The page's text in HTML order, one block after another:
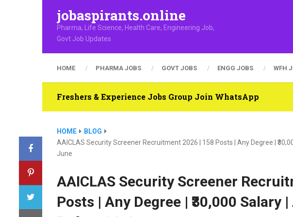
jobaspirants.online
Pharma, Life Science, Health Care, Engineering Job,
Govt Job Updates
HOME PHARMA JOBS GOVT JOBS ENGG JOBS WFH
Freshers & Experience Jobs Group Join WhatsApp
HOME
BLOG
AAICLAS Security Screener Recruitment 2026 | 158 Posts | Any Degree |
June
AAICLAS Security Screener
Posts | Any Degree | ₹30,000 Salary